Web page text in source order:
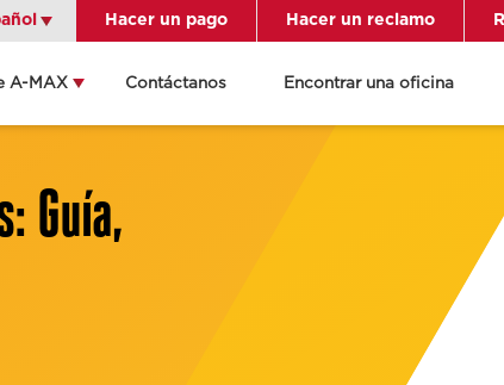
de la
Español Hacer un pago Hacer un reclamo
A-MAX Contáctanos Encontrar una oficina
Guía,